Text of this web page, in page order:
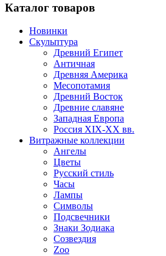
Каталог товаров
Новинки
Скульптура
Древний Египет
Античная
Древняя Америка
Месопотамия
Древний Восток
Древние славяне
Западная Европа
Россия XIX-XX вв.
Витражные коллекции
Ангелы
Цветы
Русский стиль
Часы
Лампы
Символы
Подсвечники
Знаки Зодиака
Созвездия
Zoo